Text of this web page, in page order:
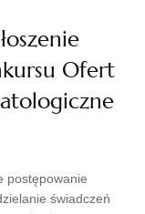
Ofert
postępowanie
świadczeń